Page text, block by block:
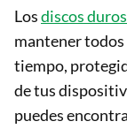
Losdiscos
mantener todos
tiempo,
de tus
puedes